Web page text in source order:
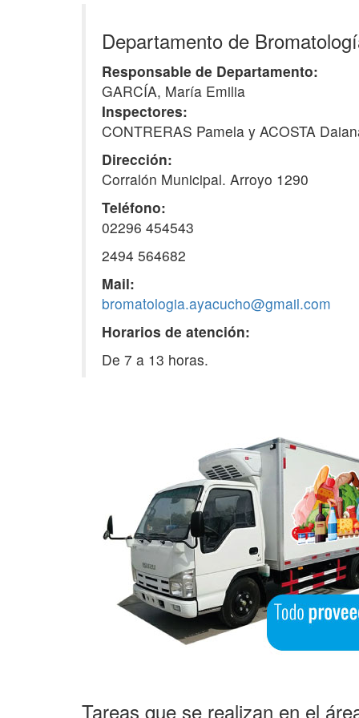
Departamento de
Responsable de Departamento:
GARCÍA, María Emilia
Inspectores:
CONTRERAS Pamela y ACOSTA
Dirección:
Corralón Municipal. Arroyo 1290
Teléfono:
02296 454543
2494 564682
Mail:
bromatologia.ayacucho@gmail.com
Horarios de atención:
De 7 a 13 horas.
Tareas que se realizan en el